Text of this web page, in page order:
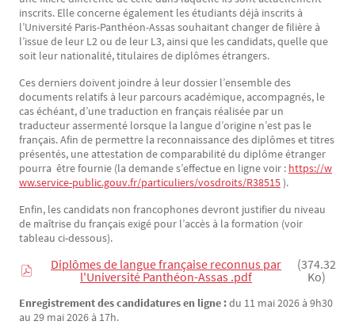
inscrits. Elle concerne également les étudiants déjà inscrits à
l’Université Paris-Panthéon-Assas souhaitant changer de filière à
l’issue de leur L2 ou de leur L3, ainsi que les candidats, quelle que
soit leur nationalité, titulaires de diplômes étrangers.
Ces derniers doivent joindre à leur dossier l’ensemble des
documents relatifs à leur parcours académique, accompagnés, le
cas échéant, d’une traduction en français réalisée par un
traducteur assermenté lorsque la langue d’origine n’est pas le
français. Afin de permettre la reconnaissance des diplômes et titres
présentés, une attestation de comparabilité du diplôme étranger
pourra être fournie (la demande s’effectue en ligne voir : https://w
ww.service-public.gouv.fr/particuliers/vosdroits/R38515).
Enfin, les candidats non francophones devront justifier du niveau
de maîtrise du français exigé pour l’accès à la formation (voir
tableau ci-dessous).
Diplômes de langue française reconnus par
l'Université Panthéon-Assas .pdf
(374.32
Ko)
Enregistrement des candidatures en ligne :du 11 mai 2026 à 9h30
au 29 mai 2026 à 17h.